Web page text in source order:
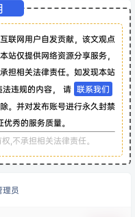
联网用户自发贡献，该文观点
站仅提供网络资源分享服务，
担相关法律责任。如发现本站
违规的内容， 请 联系我们
。并对发布账号进行永久封禁
秀的服务质量。
,不承担相关法律责任。
理员